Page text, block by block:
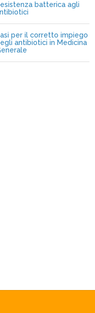
batterica agli
per il corretto impiego
antibiotici in Medicina